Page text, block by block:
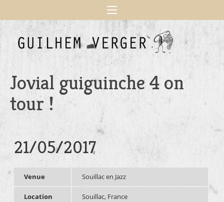
Jovial guiguinche 4 on
tour !
21/05/2017
Venue Souillac en Jazz
Location Souillac, France